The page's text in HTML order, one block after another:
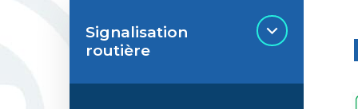
Signalisation
routière